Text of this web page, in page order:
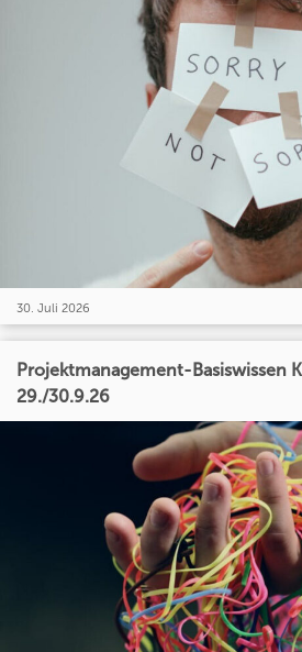
30. Juli 2026
Projektmanagement-Basiswissen
29./30.9.26